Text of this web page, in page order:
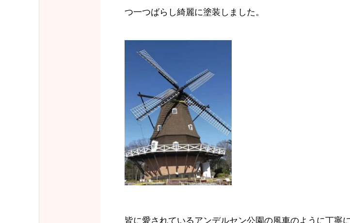
つ一つばらし綺麗に塗装しました。
皆に愛されているアンデルセン公園の風車のように丁寧